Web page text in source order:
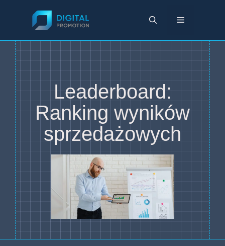
Menu
Leaderboard:
Ranking wyników
sprzedażowych